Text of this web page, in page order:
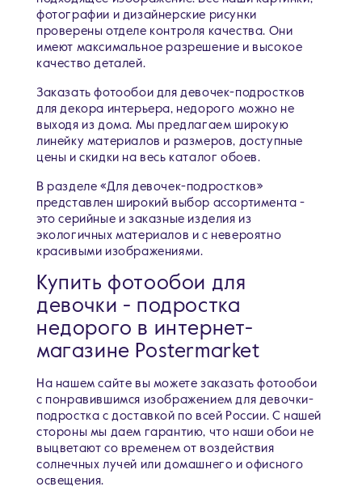
фотографии и дизайнерские рисунки
проверены отделе контроля качества. Они
имеют максимальное разрешение и высокое
качество деталей.
Заказать фотообои для девочек-подростков
для декора интерьера, недорого можно не
выходя из дома. Мы предлагаем широкую
линейку материалов и размеров, доступные
цены и скидки на весь каталог обоев.
В разделе «Для девочек-подростков»
представлен широкий выбор ассортимента -
это серийные и заказные изделия из
экологичных материалов и с невероятно
красивыми изображениями.
Купить фотообои для
девочки - подростка
недорого в интернет-
магазине Postermarket
На нашем сайте вы можете заказать фотообои
с понравившимся изображением для девочки-
подростка c доставкой по всей России. С нашей
стороны мы даем гарантию, что наши обои не
выцветают со временем от воздействия
солнечных лучей или домашнего и офисного
освещения.